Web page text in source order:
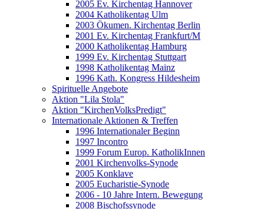
2005 Ev. Kirchentag Hannover
2004 Katholikentag Ulm
2003 Ökumen. Kirchentag Berlin
2001 Ev. Kirchentag Frankfurt/M
2000 Katholikentag Hamburg
1999 Ev. Kirchentag Stuttgart
1998 Katholikentag Mainz
1996 Kath. Kongress Hildesheim
Spirituelle Angebote
Aktion "Lila Stola"
Aktion "KirchenVolksPredigt"
Internationale Aktionen & Treffen
1996 Internationaler Beginn
1997 Incontro
1999 Forum Europ. KatholikInnen
2001 Kirchenvolks-Synode
2005 Konklave
2005 Eucharistie-Synode
2006 - 10 Jahre Intern. Bewegung
2008 Bischofssynode